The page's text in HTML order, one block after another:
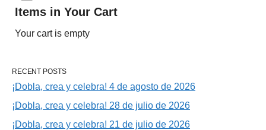
Items in Your Cart
Your cart is empty
RECENT POSTS
¡Dobla, crea y celebra! 4 de agosto de 2026
¡Dobla, crea y celebra! 28 de julio de 2026
¡Dobla, crea y celebra! 21 de julio de 2026